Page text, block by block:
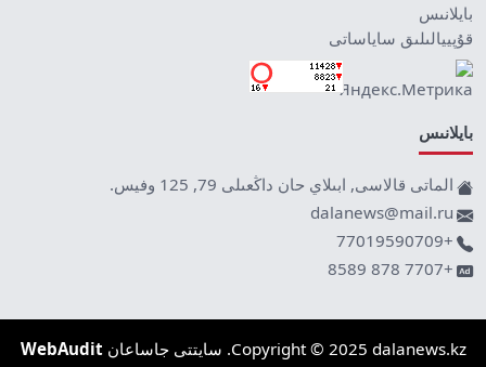
بايلانىس
قۇپييالىلىق ساياساتى
بايلانىس
الماتى قالاسى, ابىلاي حان داڭعىلى 79, 125 وفيس.
dalanews@mail.ru
+77019590709
+7707 878 8589
Copyright © 2025 dalanews.kz. سايتتى جاساعان WebAudit